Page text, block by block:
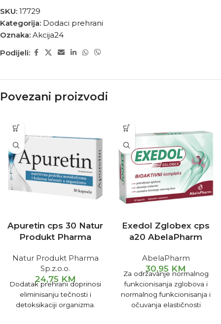
SKU: 17729
Kategorija: Dodaci prehrani
Oznaka: Akcija24
Podijeli:
Povezani proizvodi
Apuretin cps 30 Natur
Produkt Pharma
Natur Produkt Pharma
Sp.z.o.o.
24,75 KM
Dodatak prehrani doprinosi
eliminisanju tečnosti i
detoksikaciji organizma.
Exedol Zglobex cps
a20 AbelaPharm
AbelaPharm
30,95 KM
Za održavanje normalnog
funkcionisanja zglobova i
normalnog funkcionisanja i
očuvanja elastičnosti